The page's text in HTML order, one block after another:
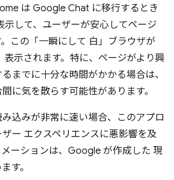
は Google Chat に移行するとき
示して、ユーザーが安心してページ
この「一瞬にして 白」ブラウザが
表示されます。特に、ページがより興
までに十分な時間がかかる場合は、
に気を散らす可能性があります。
込みが非常に速い場合、このアプロ
ー エクスペリエンスに悪影響を及
ーションは、Google が作成した 現
す。